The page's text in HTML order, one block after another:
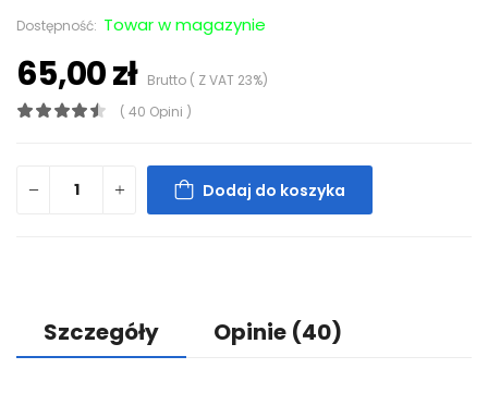
Dostępność: Towar w magazynie
65,00 zł Brutto ( Z VAT 23%)
( 40 Opini )
Dodaj do koszyka
Szczegóły Opinie (40)